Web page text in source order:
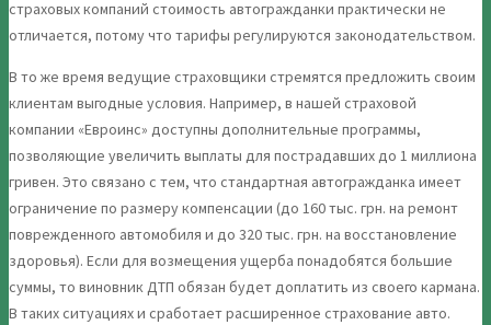
страховых компаний стоимость автогражданки практически не
отличается, потому что тарифы регулируются законодательством.
В то же время ведущие страховщики стремятся предложить своим
клиентам выгодные условия. Например, в нашей страховой
компании «Евроинс» доступны дополнительные программы,
позволяющие увеличить выплаты для пострадавших до 1 миллиона
гривен. Это связано с тем, что стандартная автогражданка имеет
ограничение по размеру компенсации (до 160 тыс. грн. на ремонт
поврежденного автомобиля и до 320 тыс. грн. на восстановление
здоровья). Если для возмещения ущерба понадобятся большие
суммы, то виновник ДТП обязан будет доплатить из своего кармана.
В таких ситуациях и сработает расширенное страхование авто.